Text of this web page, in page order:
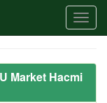
Market Hacmi